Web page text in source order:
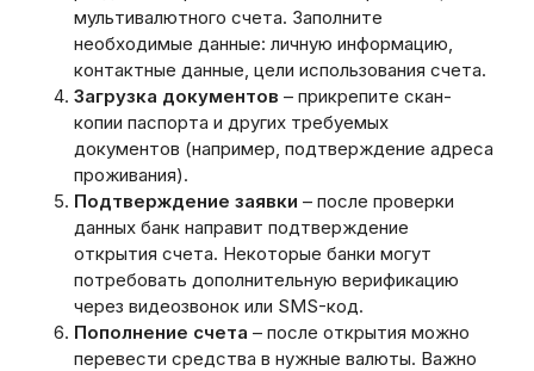
мультивалютного счета. Заполните
необходимые данные: личную информацию,
контактные данные, цели использования счета.
Загрузка документов – прикрепите скан-
копии паспорта и других требуемых
документов (например, подтверждение адреса
проживания).
Подтверждение заявки – после проверки
данных банк направит подтверждение
открытия счета. Некоторые банки могут
потребовать дополнительную верификацию
через видеозвонок или SMS-код.
Пополнение счета – после открытия можно
перевести средства в нужные валюты. Важно